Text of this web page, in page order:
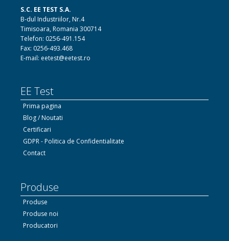
S.C. EE TEST S.A.
B-dul Industriilor, Nr.4
Timisoara, Romania 300714
Telefon: 0256-491.154
Fax: 0256-493.468
E-mail: eetest@eetest.ro
EE Test
Prima pagina
Blog / Noutati
Certificari
GDPR - Politica de Confidentialitate
Contact
Produse
Produse
Produse noi
Producatori